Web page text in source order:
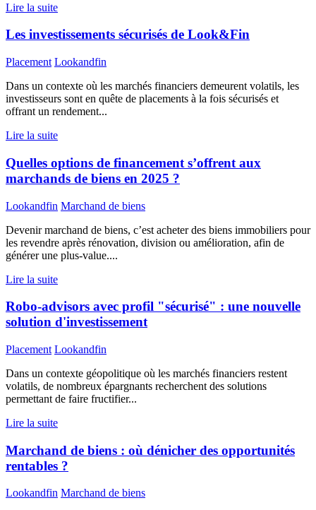
Lire la suite
Les investissements sécurisés de Look&Fin
Placement Lookandfin
Dans un contexte où les marchés financiers demeurent volatils, les
investisseurs sont en quête de placements à la fois sécurisés et
offrant un rendement...
Lire la suite
Quelles options de financement s’offrent aux
marchands de biens en 2025 ?
Lookandfin Marchand de biens
Devenir marchand de biens, c’est acheter des biens immobiliers pour
les revendre après rénovation, division ou amélioration, afin de
générer une plus-value....
Lire la suite
Robo-advisors avec profil "sécurisé" : une nouvelle
solution d'investissement
Placement Lookandfin
Dans un contexte géopolitique où les marchés financiers restent
volatils, de nombreux épargnants recherchent des solutions
permettant de faire fructifier...
Lire la suite
Marchand de biens : où dénicher des opportunités
rentables ?
Lookandfin Marchand de biens